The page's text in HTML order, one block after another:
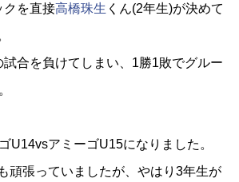
クを直接高橋珠生 くん(2年生)が決めて
試合を負けてしまい、1勝1敗でグルー
U14vsアミーゴU15になりました。
頑張っていましたが、やはり3年生が